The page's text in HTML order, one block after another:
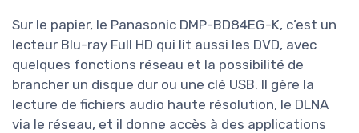
Sur le papier, le Panasonic DMP-BD84EG-K, c’est un
lecteur Blu-ray Full HD qui lit aussi les DVD, avec
quelques fonctions réseau et la possibilité de
brancher un disque dur ou une clé USB. Il gère la
lecture de fichiers audio haute résolution, le DLNA
via le réseau, et il donne accès à des applications